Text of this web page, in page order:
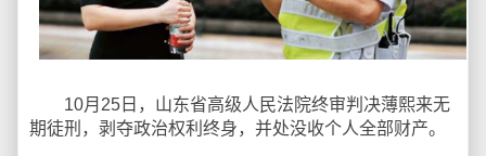
10月25日，山东省高级人民法院终审判决薄熙来无
期徒刑，剥夺政治权利终身，并处没收个人全部财产。